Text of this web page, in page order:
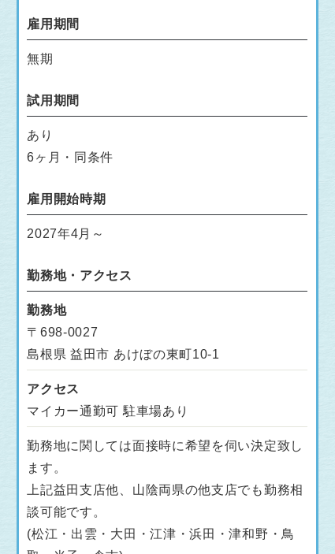
雇用期間
無期
試用期間
あり
6ヶ月・同条件
雇用開始時期
2027年4月～
勤務地・アクセス
勤務地
〒698-0027
島根県 益田市 あけぼの東町10-1
アクセス
マイカー通勤可 駐車場あり
勤務地に関しては面接時に希望を伺い決定致し
ます。
上記益田支店他、山陰両県の他支店でも勤務相
談可能です。
(松江・出雲・大田・江津・浜田・津和野・鳥